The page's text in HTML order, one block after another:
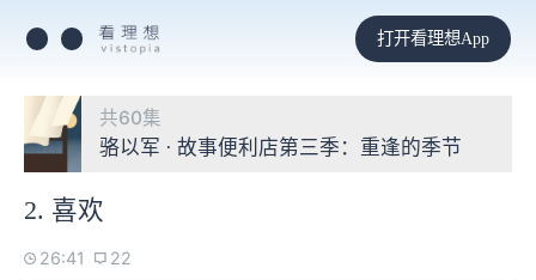
打开看理想App
共60集
骆以军 · 故事便利店第三季：重逢的季节
2. 喜欢
26:41 22